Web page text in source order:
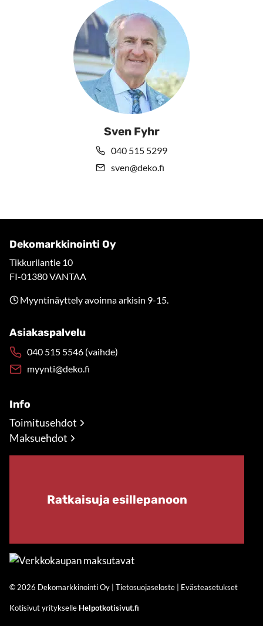
Sven Fyhr
040 515 5299
sven@deko.fi
Dekomarkkinointi Oy
Tikkurilantie 10
FI-01380 VANTAA
Myyntinäyttely avoinna arkisin 9-15.
Asiakaspalvelu
040 515 5546 (vaihde)
myynti@deko.fi
Info
Toimitusehdot
Maksuehdot
Ratkaisuja esillepanoon
© 2026 Dekomarkkinointi Oy | Tietosuojaseloste Evästeasetukset
Kotisivut yritykselle Helpotkotisivut.fi